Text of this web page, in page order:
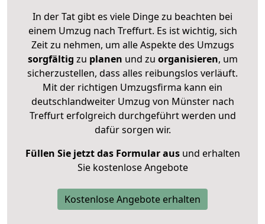
In der Tat gibt es viele Dinge zu beachten bei
einem Umzug nach Treffurt. Es ist wichtig, sich
Zeit zu nehmen, um alle Aspekte des Umzugs
sorgfältig zu planen und zu organisieren, um
sicherzustellen, dass alles reibungslos verläuft.
Mit der richtigen Umzugsfirma kann ein
deutschlandweiter Umzug von Münster nach
Treffurt erfolgreich durchgeführt werden und
dafür sorgen wir.
Füllen Sie jetzt das Formular ausund erhalten
Sie kostenlose Angebote
Kostenlose Angebote erhalten